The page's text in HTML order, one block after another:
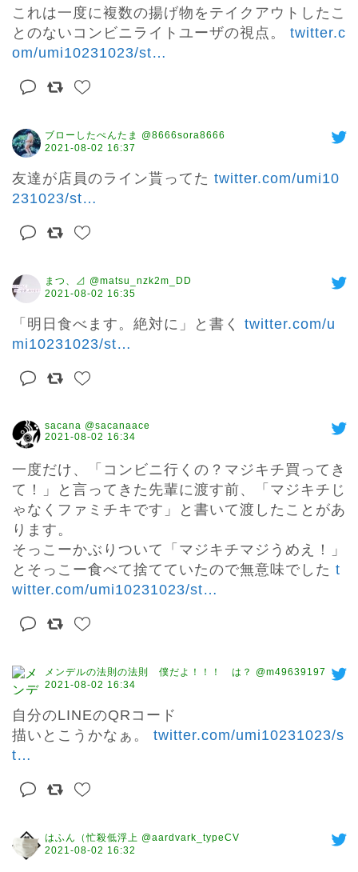
これは一度に複数の揚げ物をテイクアウトしたこ
とのないコンビニライトユーザの視点。 twitter.c
om/umi10231023/st…
ブローしたぺんたま @8666sora8666
2021-08-02 16:37
友達が店員のライン貰ってた twitter.com/umi10
231023/st…
まつ、⊿ @matsu_nzk2m_DD
2021-08-02 16:35
「明日食べます。絶対に」と書く twitter.com/u
mi10231023/st…
sacana @sacanaace
2021-08-02 16:34
一度だけ、「コンビニ行くの？マジキチ買ってき
て！」と言ってきた先輩に渡す前、「マジキチじ
ゃなくファミチキです」と書いて渡したことがあ
ります。
そっこーかぶりついて「マジキチマジうめえ！」
とそっこー食べて捨てていたので無意味でした t
witter.com/umi10231023/st…
メンデルの法則の法則 僕だよ！！！ は？ @m49639197
2021-08-02 16:34
自分のLINEのQRコード
描いとこうかなぁ。 twitter.com/umi10231023/s
t…
はふん（忙殺低浮上 @aardvark_typeCV
2021-08-02 16:32